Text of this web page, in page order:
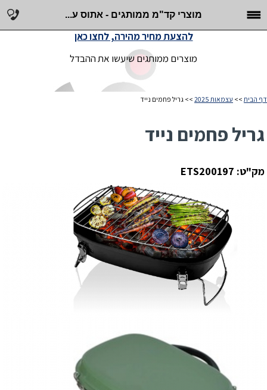
מוצרי קד"מ ממותגים - אתוס ע...
מוצרים ממותגים שיעשו את ההבדל
להצעת מחיר מהירה, לחצו כאן
דף הבית >> עצמאות 2025 >> גריל פחמים נייד
גריל פחמים נייד
מק"ט: ETS200197